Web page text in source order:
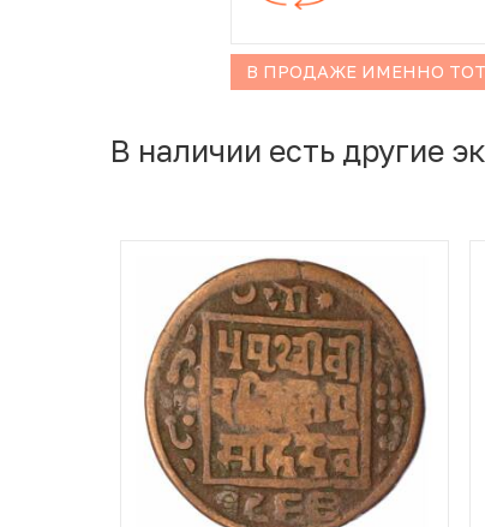
В ПРОДАЖЕ ИМЕННО
В наличии есть другие